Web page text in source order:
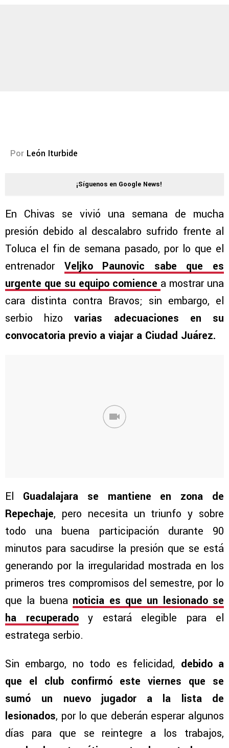
Por León Iturbide
¡Síguenos en Google News!
En Chivas se vivió una semana de mucha
presión debido al descalabro sufrido frente al
Toluca el fin de semana pasado, por lo que el
entrenador Veljko Paunovic sabe que es
urgente que su equipo comience a mostrar una
cara distinta contra Bravos; sin embargo, el
serbio hizovarias adecuaciones en su
convocatoria previo a viajar a Ciudad Juárez.
El Guadalajara se mantiene en zona de
Repechaje, pero necesita un triunfo y sobre
todo una buena participación durante 90
minutos para sacudirse la presión que se está
generando por la irregularidad mostrada en los
primeros tres compromisos del semestre, por lo
que la buena noticia es que un lesionado se
ha recuperadoy estará elegible para el
estratega serbio.
Sin embargo, no todo es felicidad, debido a
que el club confirmó este viernes que se
sumó un nuevo jugador a la lista de
lesionados, por lo que deberán esperar algunos
días para que se reintegre a los trabajos,